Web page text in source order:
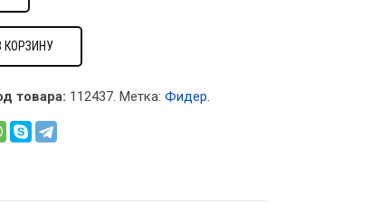
КОРЗИНУ
товара: 112437. Метка: Фидер.